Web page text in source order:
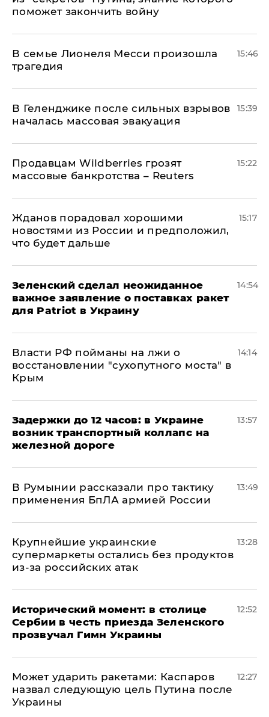
поможет закончить войну
В семье Лионеля Месси произошла
трагедия
15:46
В Геленджике после сильных взрывов
началась массовая эвакуация
15:39
Продавцам Wildberries грозят
массовые банкротства – Reuters
15:22
Жданов порадовал хорошими
новостями из России и предположил,
что будет дальше
15:17
Зеленский сделал неожиданное
важное заявление о поставках ракет
для Patriot в Украину
14:54
Власти РФ пойманы на лжи о
восстановлении "сухопутного моста" в
Крым
14:14
Задержки до 12 часов: в Украине
возник транспортный коллапс на
железной дороге
13:57
В Румынии рассказали про тактику
применения БпЛА армией России
13:49
Крупнейшие украинские
супермаркеты остались без продуктов
из-за российских атак
13:28
Исторический момент: в столице
Сербии в честь приезда Зеленского
прозвучал Гимн Украины
12:52
Может ударить ракетами: Каспаров
назвал следующую цель Путина после
Украины
12:27